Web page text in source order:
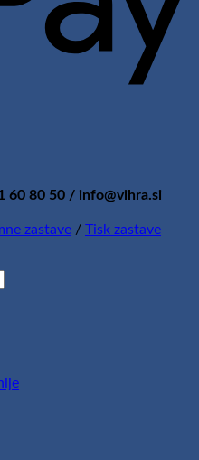
60 80 50 / info@vihra.si
zastave / Tisk zastave